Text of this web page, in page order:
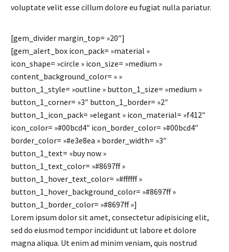
voluptate velit esse cillum dolore eu fugiat nulla pariatur.
[gem_divider margin_top= »20″]
[gem_alert_box icon_pack= »material »
icon_shape= »circle » icon_size= »medium »
content_background_color= » »
button_1_style= »outline » button_1_size= »medium »
button_1_corner= »3″ button_1_border= »2″
button_1_icon_pack= »elegant » icon_material= »f412″
icon_color= »#00bcd4″ icon_border_color= »#00bcd4″
border_color= »#e3e8ea » border_width= »3″
button_1_text= »buy now »
button_1_text_color= »#8697ff »
button_1_hover_text_color= »#ffffff »
button_1_hover_background_color= »#8697ff »
button_1_border_color= »#8697ff »]
Lorem ipsum dolor sit amet, consectetur adipisicing elit,
sed do eiusmod tempor incididunt ut labore et dolore
magna aliqua. Ut enim ad minim veniam, quis nostrud